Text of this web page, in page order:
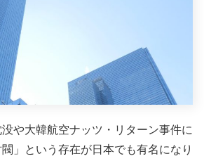
没や大韓航空ナッツ・リターン事件に
」という存在が日本でも有名になり